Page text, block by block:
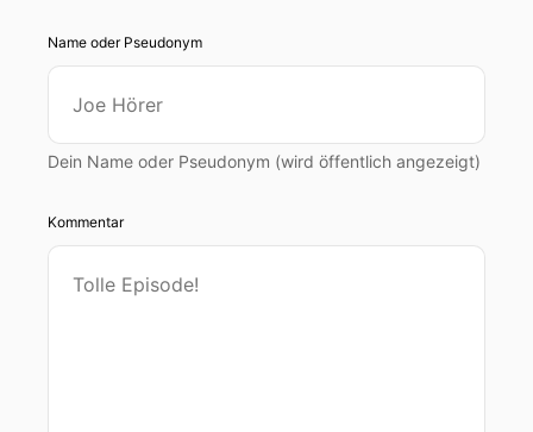
Name oder Pseudonym
Dein Name oder Pseudonym (wird öffentlich angezeigt)
Kommentar